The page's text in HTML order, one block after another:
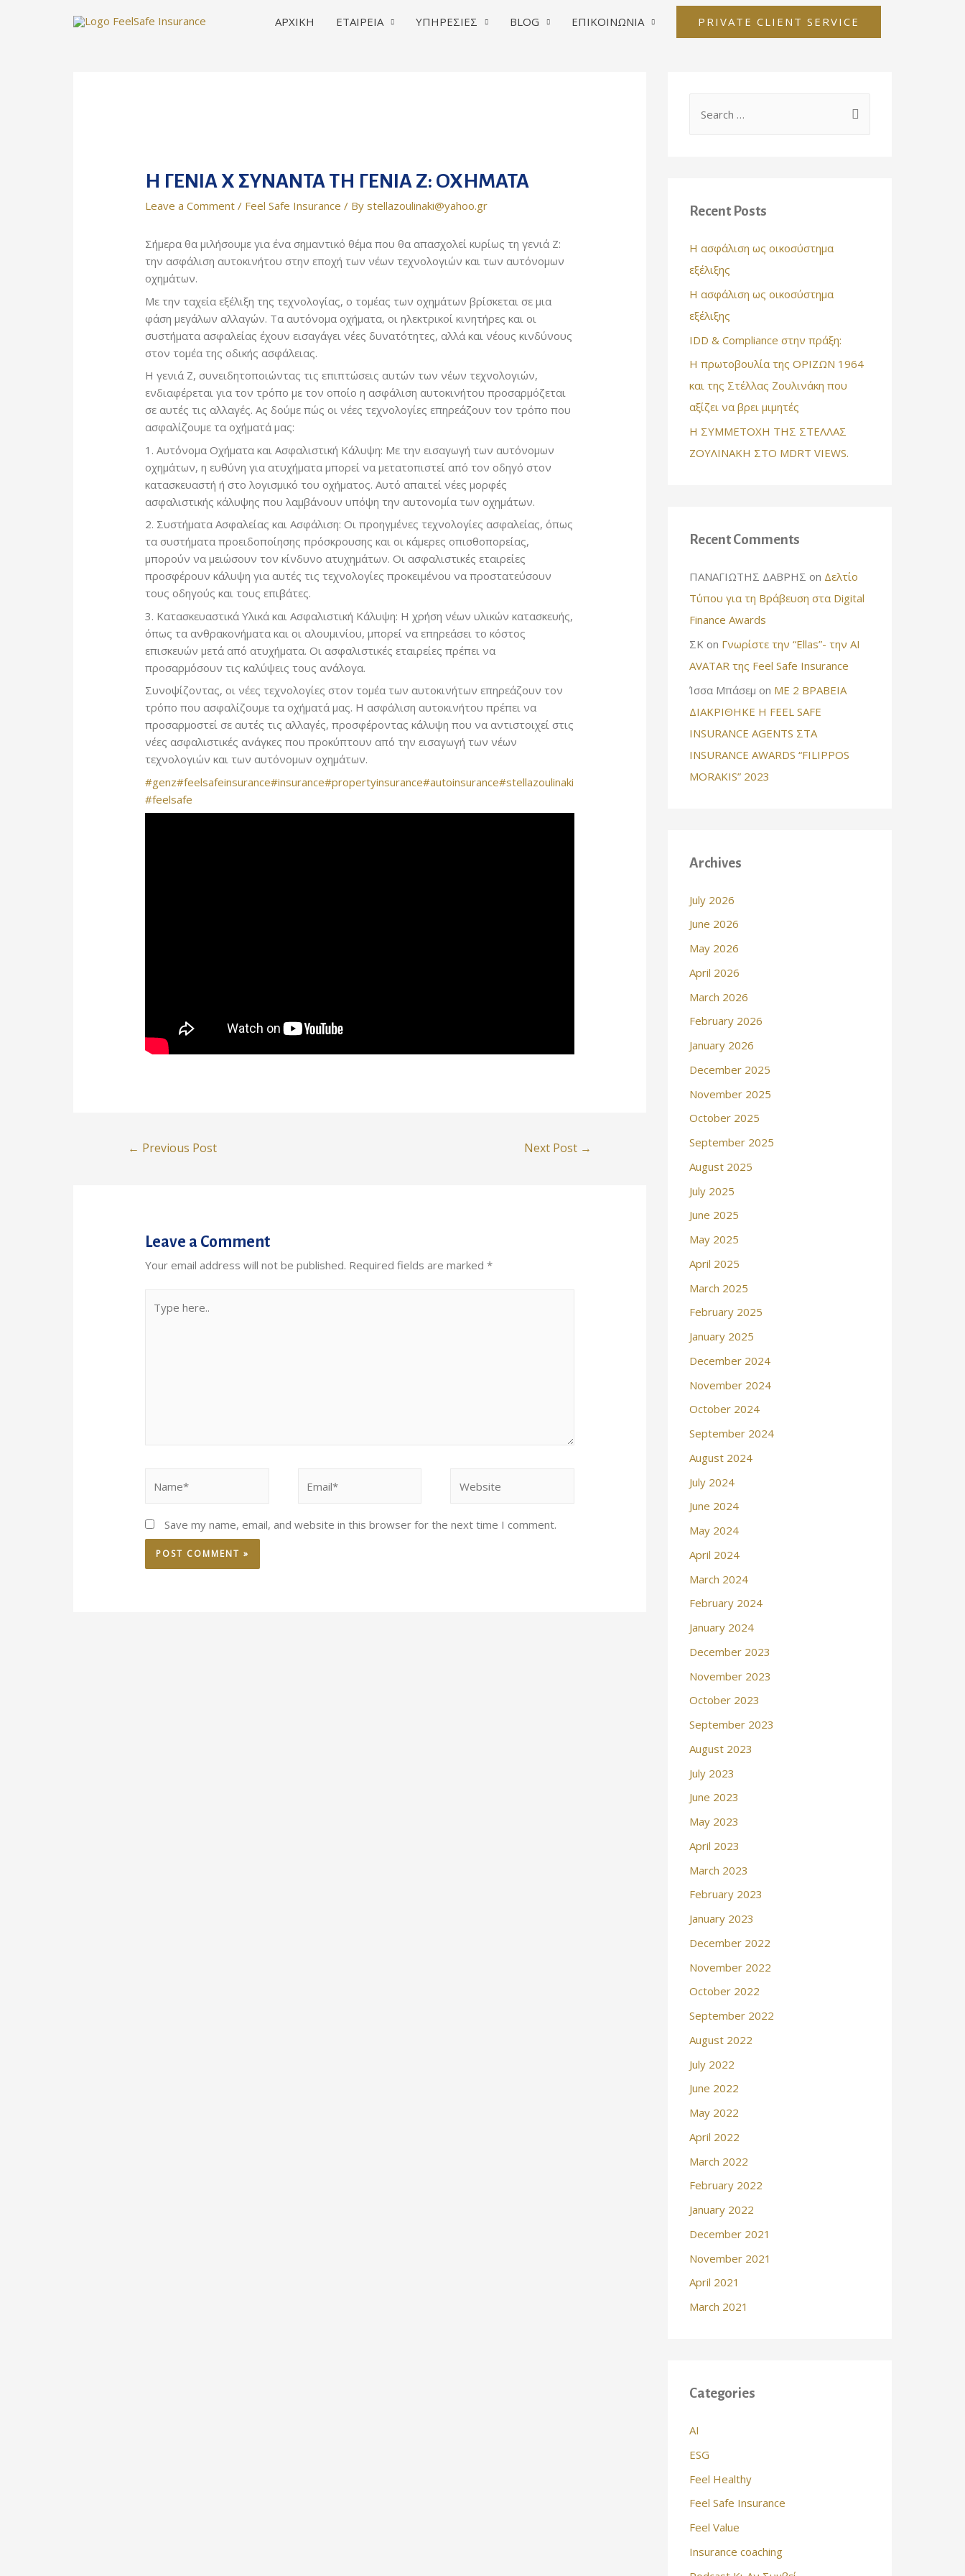
ΑΡΧΙΚΗ ΕΤΑΙΡΕΙΑ ΥΠΗΡΕΣΙΕΣ BLOG ΕΠΙΚΟΙΝΩΝΙΑ PRIVATE CLIENT SERVICE
Η ΓΕΝΙΑ Χ ΣΥΝΑΝΤΑ ΤΗ ΓΕΝΙΑ Ζ: ΟΧΗΜΑΤΑ
Leave a Comment / Feel Safe Insurance / Bystellazoulinaki@yahoo.gr
Σήμερα θα μιλήσουμε για ένα σημαντικό θέμα που θα απασχολεί κυρίως τη γενιά Ζ:
την ασφάλιση αυτοκινήτου στην εποχή των νέων τεχνολογιών και των αυτόνομων
οχημάτων.
Με την ταχεία εξέλιξη της τεχνολογίας, ο τομέας των οχημάτων βρίσκεται σε μια
φάση μεγάλων αλλαγών. Τα αυτόνομα οχήματα, οι ηλεκτρικοί κινητήρες και οι
συστήματα ασφαλείας έχουν εισαγάγει νέες δυνατότητες, αλλά και νέους κινδύνους
στον τομέα της οδικής ασφάλειας.
Η γενιά Ζ, συνειδητοποιώντας τις επιπτώσεις αυτών τωννέων τεχνολογιών,
ενδιαφέρεται για τον τρόπο με τον οποίο η ασφάλιση αυτοκινήτου προσαρμόζεται
σε αυτές τις αλλαγές. Ας δούμε πώς οι νέες τεχνολογίες επηρεάζουν τον τρόπο που
ασφαλίζουμε τα οχήματά μας:
1. Αυτόνομα Οχήματα και Ασφαλιστική Κάλυψη: Με την εισαγωγή των αυτόνομων
οχημάτων, η ευθύνη για ατυχήματα μπορεί να μετατοπιστεί από τον οδηγό στον
κατασκευαστή ή στο λογισμικό του οχήματος. Αυτό απαιτεί νέες μορφές
ασφαλιστικής κάλυψης που λαμβάνουν υπόψη την αυτονομία των οχημάτων.
2. Συστήματα Ασφαλείας και Ασφάλιση: Οι προηγμένες τεχνολογίες ασφαλείας, όπως
τα συστήματα προειδοποίησης πρόσκρουσης και οι κάμερες οπισθοπορείας,
μπορούν να μειώσουν τον κίνδυνο ατυχημάτων. Οι ασφαλιστικές εταιρείες
προσφέρουν κάλυψη για αυτές τις τεχνολογίες προκειμένου να προστατεύσουν
τους οδηγούς και τους επιβάτες.
3. Κατασκευαστικά Υλικά και Ασφαλιστική Κάλυψη: Η χρήση νέων υλικών κατασκευής,
όπως τα ανθρακονήματα και οι αλουμινίου, μπορεί να επηρεάσει το κόστος
επισκευών μετά από ατυχήματα. Οι ασφαλιστικές εταιρείες πρέπει να
προσαρμόσουν τις καλύψεις τους ανάλογα.
Συνοψίζοντας, οι νέες τεχνολογίες στον τομέα των αυτοκινήτων επηρεάζουν τον
τρόπο που ασφαλίζουμε τα οχήματά μας. Η ασφάλιση αυτοκινήτου πρέπει να
προσαρμοστεί σε αυτές τις αλλαγές, προσφέροντας κάλυψη που να αντιστοιχεί στις
νέες ασφαλιστικές ανάγκες που προκύπτουν από την εισαγωγή των νέων
τεχνολογιών και των αυτόνομων οχημάτων.
#genz#feelsafeinsurance#insurance#propertyinsurance#autoinsurance#stellazoulinaki
#feelsafe
← Previous Post Next Post →
Leave a Comment
Your email address will not be published. Required fields are marked*
here..
Save my name, email, and website in this browser for the next time I comment.
h
o
r
:
Recent Posts
Η ασφάλιση ως οικοσύστημα
εξέλιξης
Η ασφάλιση ως οικοσύστημα
εξέλιξης
IDD & Compliance στην πράξη:
Η πρωτοβουλία της ΟΡΙΖΩΝ 1964
και της Στέλλας Ζουλινάκη που
αξίζει να βρει μιμητές
Η ΣΥΜΜΕΤΟΧΗ ΤΗΣ ΣΤΕΛΛΑΣ
ΖΟΥΛΙΝΑΚΗ ΣΤΟ MDRT VIEWS.
Recent Comments
ΠΑΝΑΓΙΩΤΗΣ ΔΑΒΡΗΣ on Δελτίο
Τύπου για τη Βράβευση στα Digital
Finance Awards
ΣΚ on Γνωρίστε την “Ellas”- την AI
AVATAR της Feel Safe Insurance
Ίσσα Μπάσεμ on ΜΕ 2 ΒΡΑΒΕΙΑ
ΔΙΑΚΡΙΘΗΚΕ Η FEEL SAFE
INSURANCE AGENTS ΣΤΑ
INSURANCE AWARDS “FILIPPOS
MORAKIS” 2023
Archives
July 2026
June 2026
May 2026
April 2026
March 2026
February 2026
January 2026
December 2025
November 2025
October 2025
September 2025
August 2025
July 2025
June 2025
May 2025
April 2025
March 2025
February 2025
January 2025
December 2024
November 2024
October 2024
September 2024
August 2024
July 2024
June 2024
May 2024
April 2024
March 2024
February 2024
January 2024
December 2023
November 2023
October 2023
September 2023
August 2023
July 2023
June 2023
May 2023
April 2023
March 2023
February 2023
January 2023
December 2022
November 2022
October 2022
September 2022
August 2022
July 2022
June 2022
May 2022
April 2022
March 2022
February 2022
January 2022
December 2021
November 2021
April 2021
March 2021
Categories
AI
ESG
Feel Healthy
Feel Safe Insurance
Feel Value
Insurance coaching